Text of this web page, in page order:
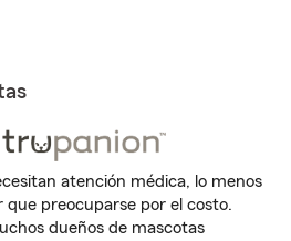
atención médica, lo menos
que preocuparse por el costo.
dueños de mascotas